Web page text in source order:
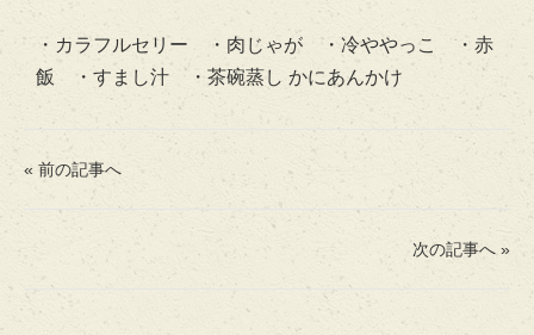
・カラフルセリー ・肉じゃが ・冷ややっこ ・赤
飯 ・すまし汁 ・茶碗蒸し かにあんかけ
« 前の記事へ
次の記事へ »